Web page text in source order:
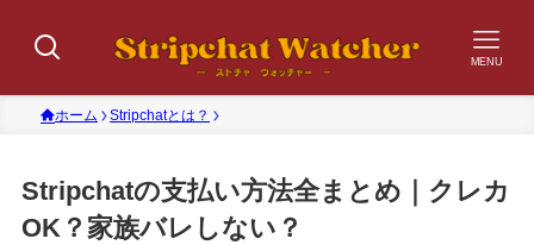
MENU
ホーム Stripchatとは？
Stripchatの支払い方法全まとめ｜クレカ
OK？家族バレしない？